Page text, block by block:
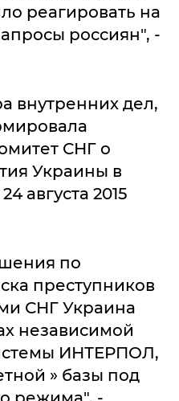
реагировать на
россиян", -
внутренних дел,
СНГ о
Украины в
августа 2015
по
преступников
СНГ Украина
независимой
ИНТЕРПОЛ,
» базы под